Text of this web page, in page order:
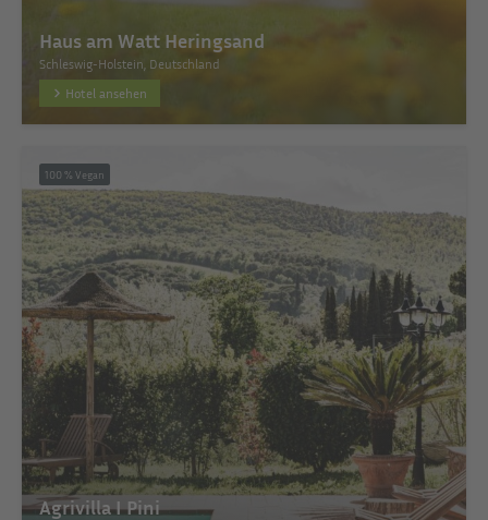
Haus am Watt Heringsand
Schleswig-Holstein, Deutschland
Hotel ansehen
100 % Vegan
Agrivilla I Pini